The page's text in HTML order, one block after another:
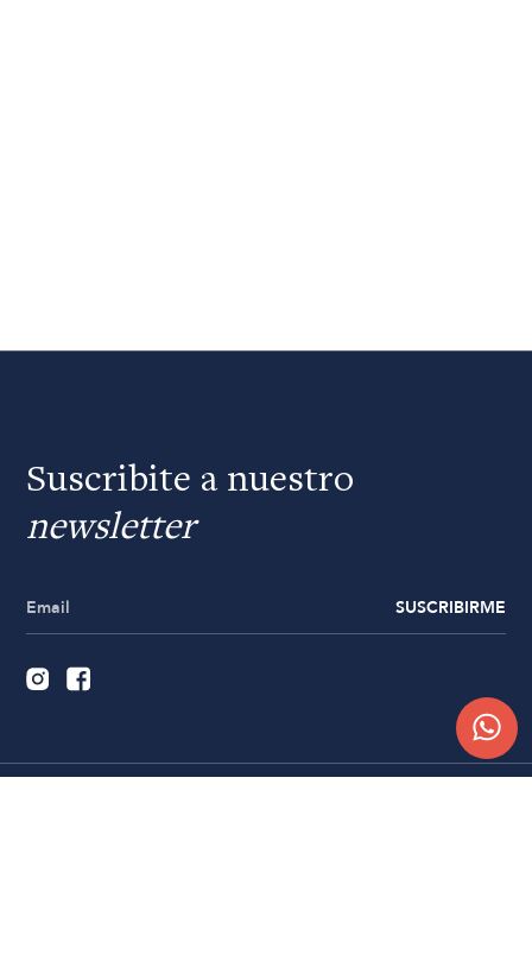
Suscribite a nuestro
newsletter
SUSCRIBIRME